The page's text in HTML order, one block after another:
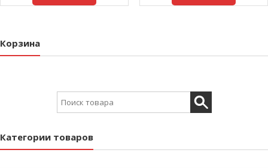
Корзина
Search for:
Категории товаров